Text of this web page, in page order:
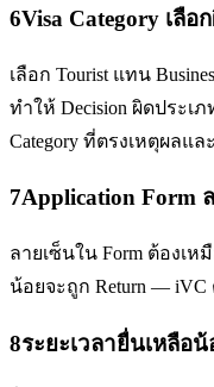
6Visa Category เลือ
เลือก Tourist แทน
ทำให้ Decision ผิดประ
Category ที่ตรงเหตุผลแล
7Application Form
ลายเซ็นใน Form ต้องเห
น้อยจะถูก Return — iVC
8ระยะเวลายื่นเหลือ